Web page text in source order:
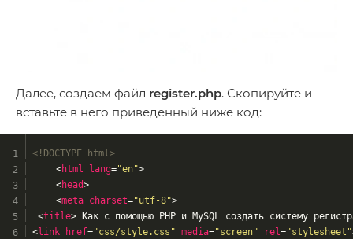
Далее, создаем файл register.php. Скопируйте и
вставьте в него приведенный ниже код:
<!DOCTYPE html>
<html lang="en">
<head>
<meta charset="utf-8">
<title> Как с помощью PHP и MySQL создать систему
<link href="css/style.css" media="screen" rel="stylesheet"